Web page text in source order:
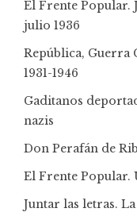
El Frente Popular.
julio 1936
República,
1931-1946
Gaditanos
nazis
Don Perafán de
El Frente Popular.
Juntar las letras.